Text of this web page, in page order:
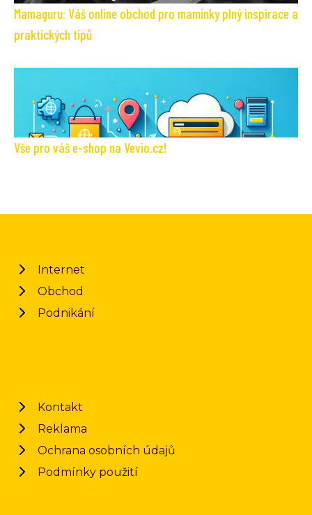
Mamaguru: Váš online obchod pro maminky plný inspirace a
praktických tipů
Vše pro váš e-shop na Vevio.cz!
Internet
Obchod
Podnikání
Kontakt
Reklama
Ochrana osobních údajů
Podmínky použití